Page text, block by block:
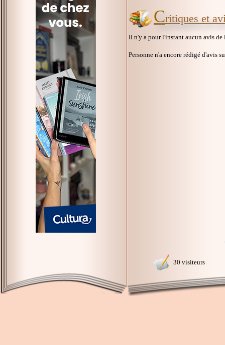
Critiques et
Il n'y a pour l'instant aucun avis
Personne n'a encore rédigé d'avis
30 visiteurs